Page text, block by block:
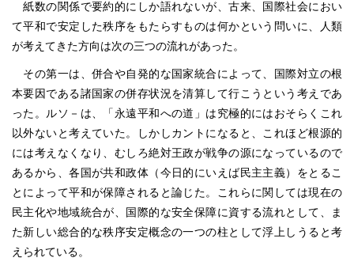
紙数の関係で要約的にしか語れないが、古来、国際社会におい
て平和で安定した秩序をもたらすものは何かという問いに、人類
が考えてきた方向は次の三つの流れがあった。
その第一は、併合や自発的な国家統合によって、国際対立の根
本要因である諸国家の併存状況を清算して行こうという考えであ
った。ルソ－は、「永遠平和への道」は究極的にはおそらくこれ
以外ないと考えていた。しかしカントになると、これほど根源的
には考えなくなり、むしろ絶対王政が戦争の源になっているので
あるから、各国が共和政体（今日的にいえば民主主義）をとるこ
とによって平和が保障されると論じた。これらに関しては現在の
民主化や地域統合が、国際的な安全保障に資する流れとして、ま
た新しい総合的な秩序安定概念の一つの柱として浮上しうると考
えられている。